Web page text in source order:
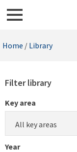
Home / Library
Filter library
Key area
All key areas
Year